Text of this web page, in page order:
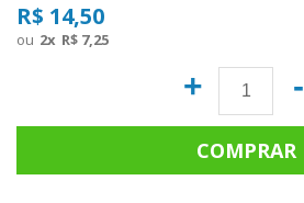
R$ 14,50
2x R$ 7,25
+ -